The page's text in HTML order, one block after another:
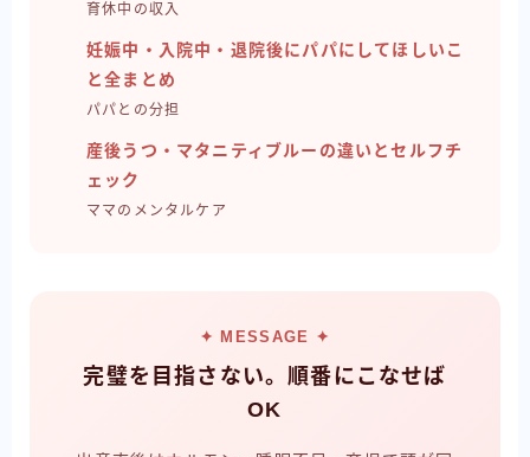
育休中の収入
妊娠中・入院中・退院後にパパにしてほしいこ
と全まとめ
パパとの分担
産後うつ・マタニティブルーの違いとセルフチ
ェック
ママのメンタルケア
✦ MESSAGE ✦
完璧を目指さない。順番にこなせば
OK